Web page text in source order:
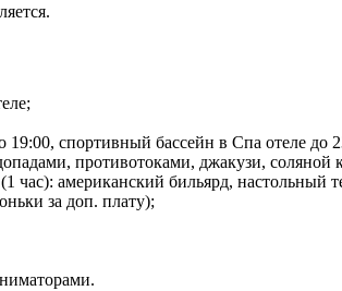
19:00, спортивный бассейн в Спа отеле до
противотоками, джакузи, соляной
час): американский бильярд, настольный
за доп. плату);